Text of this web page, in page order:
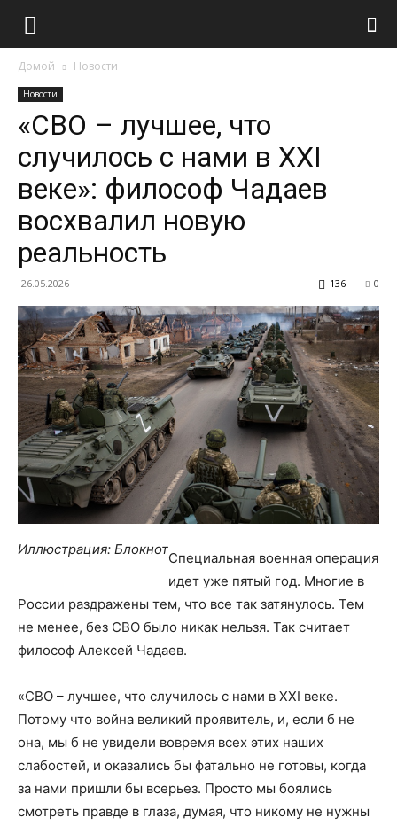
Домой Новости
Новости
«СВО – лучшее, что
случилось с нами в XXI
веке»: философ Чадаев
восхвалил новую
реальность
26.05.2026 0
136
Иллюстрация: Блокнот
Специальная военная операция
идет уже пятый год. Многие в
России раздражены тем, что все так затянулось. Тем
не менее, без СВО было никак нельзя. Так считает
философ Алексей Чадаев.
«СВО – лучшее, что случилось с нами в XXI веке.
Потому что война великий проявитель, и, если б не
она, мы б не увидели вовремя всех этих наших
слабостей, и оказались бы фатально не готовы, когда
за нами пришли бы всерьез. Просто мы боялись
смотреть правде в глаза, думая, что никому не нужны